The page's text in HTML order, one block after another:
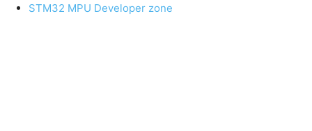
STM32 MPU Developer zone